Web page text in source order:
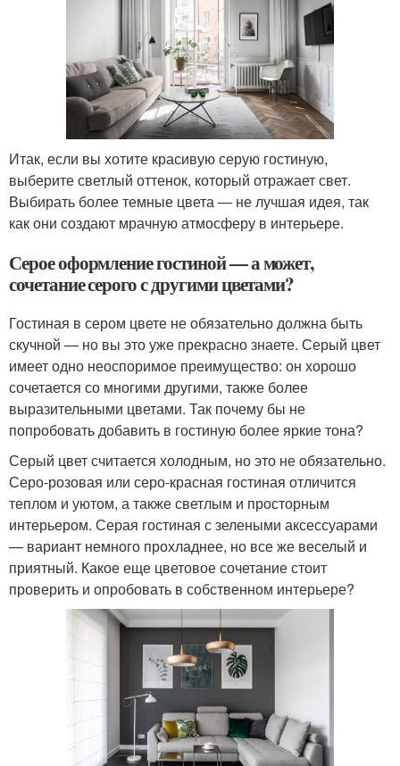
Итак, если вы хотите красивую серую гостиную,
выберите светлый оттенок, который отражает свет.
Выбирать более темные цвета — не лучшая идея, так
как они создают мрачную атмосферу в интерьере.
Серое оформление гостиной — а может,
сочетание серого с другими цветами?
Гостиная в сером цвете не обязательно должна быть
скучной — но вы это уже прекрасно знаете. Серый цвет
имеет одно неоспоримое преимущество: он хорошо
сочетается со многими другими, также более
выразительными цветами. Так почему бы не
попробовать добавить в гостиную более яркие тона?
Серый цвет считается холодным, но это не обязательно.
Серо-розовая или серо-красная гостиная отличится
теплом и уютом, а также светлым и просторным
интерьером. Серая гостиная с зелеными аксессуарами
— вариант немного прохладнее, но все же веселый и
приятный. Какое еще цветовое сочетание стоит
проверить и опробовать в собственном интерьере?